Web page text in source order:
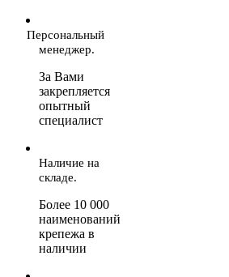
Персональный
менеджер.
За Вами
закрепляется
опытный
специалист
Наличие на
складе.
Более 10 000
наименований
крепежа в
наличии